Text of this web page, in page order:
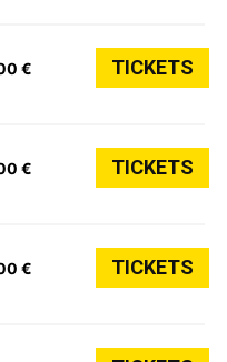
€ TICKETS
€ TICKETS
€ TICKETS